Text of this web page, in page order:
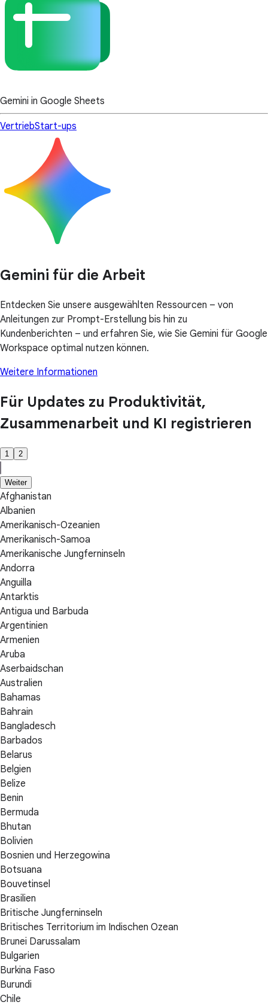
Gemini in Google Sheets
VertriebStart-ups
Gemini für die Arbeit
Entdecken Sie unsere ausgewählten Ressourcen – von
Anleitungen zur Prompt-Erstellung bis hin zu
Kundenberichten – und erfahren Sie, wie Sie Gemini für Google
Workspace optimal nutzen können.
Weitere Informationen
Für Updates zu Produktivität,
Zusammenarbeit und KI registrieren
1 2
Weiter
Afghanistan
Albanien
Amerikanisch-Ozeanien
Amerikanisch-Samoa
Amerikanische Jungferninseln
Andorra
Anguilla
Antarktis
Antigua und Barbuda
Argentinien
Armenien
Aruba
Aserbaidschan
Australien
Bahamas
Bahrain
Bangladesch
Barbados
Belarus
Belgien
Belize
Benin
Bermuda
Bhutan
Bolivien
Bosnien und Herzegowina
Botsuana
Bouvetinsel
Brasilien
Britische Jungferninseln
Britisches Territorium im Indischen Ozean
Brunei Darussalam
Bulgarien
Burkina Faso
Burundi
Chile